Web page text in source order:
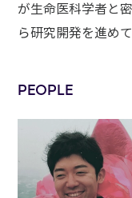
が生命医科学者と
ら研究開発を進めて
PEOPLE